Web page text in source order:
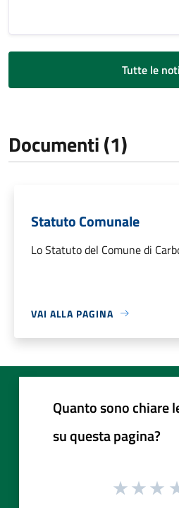
Tutte le
Documenti (1)
Statuto Comunale
Lo Statuto del Comune di
VAI ALLA PAGINA
Quanto sono chiare
su questa pagina?